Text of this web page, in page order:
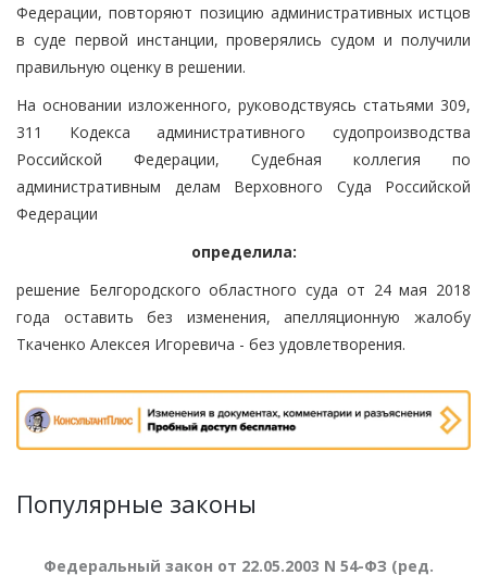
Федерации, повторяют позицию административных истцов
в суде первой инстанции, проверялись судом и получили
правильную оценку в решении.
На основании изложенного, руководствуясь статьями 309,
311 Кодекса административного судопроизводства
Российской Федерации, Судебная коллегия по
административным делам Верховного Суда Российской
Федерации
определила:
решение Белгородского областного суда от 24 мая 2018
года оставить без изменения, апелляционную жалобу
Ткаченко Алексея Игоревича - без удовлетворения.
Популярные законы
Федеральный закон от 22.05.2003 N 54-ФЗ (ред.